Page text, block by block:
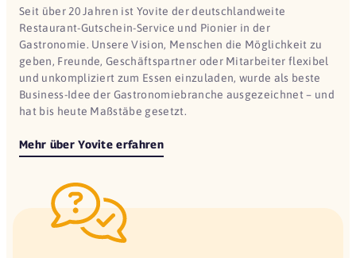
Seit über 20 Jahren ist Yovite der deutschlandweite
Restaurant-Gutschein-Service und Pionier in der
Gastronomie. Unsere Vision, Menschen die Möglichkeit zu
geben, Freunde, Geschäftspartner oder Mitarbeiter flexibel
und unkompliziert zum Essen einzuladen, wurde als beste
Business-Idee der Gastronomiebranche ausgezeichnet – und
hat bis heute Maßstäbe gesetzt.
Mehr über Yovite erfahren